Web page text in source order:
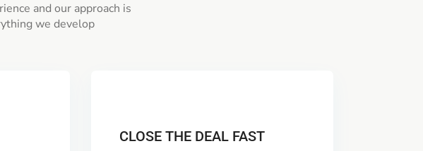
and our approach is
we develop
CLOSE THE DEAL FAST